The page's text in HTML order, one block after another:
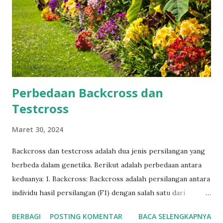
Perbedaan Backcross dan
Testcross
Maret 30, 2024
Backcross dan testcross adalah dua jenis persilangan yang
berbeda dalam genetika. Berikut adalah perbedaan antara
keduanya: 1. Backcross: Backcross adalah persilangan antara
individu hasil persilangan (F1) dengan salah satu dari
memperkenalkan kembali sifat-sifat dari salah satu dari
BERBAGI POSTING KOMENTAR BACA SELENGKAPNYA